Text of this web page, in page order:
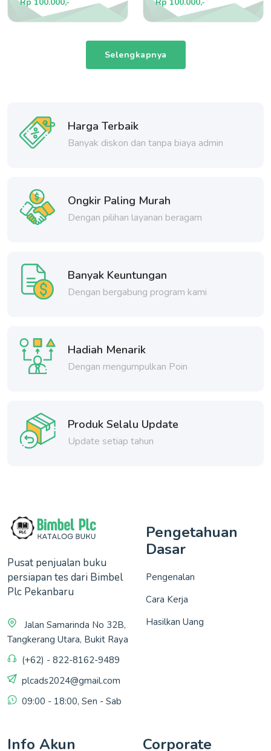
Selengkapnya
Harga Terbaik
Banyak diskon dan tanpa biaya admin
Ongkir Paling Murah
Dengan pilihan layanan beragam
Banyak Keuntungan
Dengan bergabung program kami
Hadiah Menarik
Dengan mengumpulkan Poin
Produk Selalu Update
Update setiap tahun
Pusat penjualan buku
persiapan tes dari Bimbel
Plc Pekanbaru
Jalan Samarinda No 32B,
Tangkerang Utara, Bukit Raya
(+62) - 822-8162-9489
plcads2024@gmail.com
09:00 - 18:00, Sen - Sab
Pengetahuan
Dasar
Pengenalan
Cara Kerja
Hasilkan Uang
Info Akun Corporate